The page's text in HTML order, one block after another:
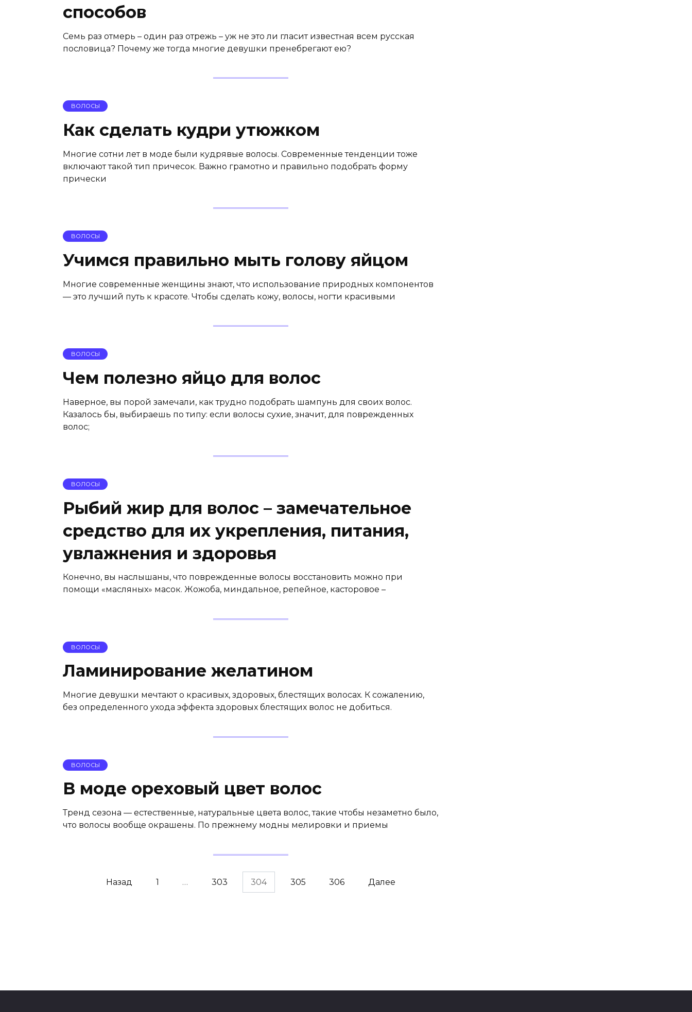
способов
Семь раз отмерь – один раз отрежь – уж не это ли гласит известная всем русская
пословица? Почему же тогда многие девушки пренебрегают ею?
ВОЛОСЫ
Как сделать кудри утюжком
Многие сотни лет в моде были кудрявые волосы. Современные тенденции тоже
включают такой тип причесок. Важно грамотно и правильно подобрать форму
прически
ВОЛОСЫ
Учимся правильно мыть голову яйцом
Многие современные женщины знают, что использование природных компонентов
— это лучший путь к красоте. Чтобы сделать кожу, волосы, ногти красивыми
ВОЛОСЫ
Чем полезно яйцо для волос
Наверное, вы порой замечали, как трудно подобрать шампунь для своих волос.
Казалось бы, выбираешь по типу: если волосы сухие, значит, для поврежденных
волос;
ВОЛОСЫ
Рыбий жир для волос – замечательное
средство для их укрепления, питания,
увлажнения и здоровья
Конечно, вы наслышаны, что поврежденные волосы восстановить можно при
помощи «масляных» масок. Жожоба, миндальное, репейное, касторовое –
ВОЛОСЫ
Ламинирование желатином
Многие девушки мечтают о красивых, здоровых, блестящих волосах. К сожалению,
без определенного ухода эффекта здоровых блестящих волос не добиться.
ВОЛОСЫ
В моде ореховый цвет волос
Тренд сезона — естественные, натуральные цвета волос, такие чтобы незаметно было,
что волосы вообще окрашены. По прежнему модны мелировки и приемы
НавигацияНазад 1 … 303 304 305 306 Далее